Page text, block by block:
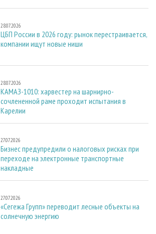
28.07.2026
ЦБП России в 2026 году: рынок перестраивается,
компании ищут новые ниши
28.07.2026
КАМАЗ-1010: харвестер на шарнирно-
сочлененной раме проходит испытания в
Карелии
27.07.2026
Бизнес предупредили о налоговых рисках при
переходе на электронные транспортные
накладные
27.07.2026
«Сегежа Групп» переводит лесные объекты на
солнечную энергию